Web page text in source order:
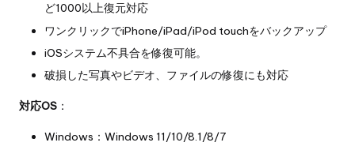
ど1000以上復元対応
ワンクリックでiPhone/iPad/iPod touchをバックアップ
iOSシステム不具合を修復可能。
破損した写真やビデオ、ファイルの修復にも対応
対応OS ：
Windows：Windows 11/10/8.1/8/7